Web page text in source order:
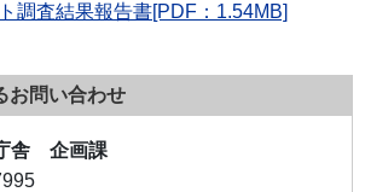
調査結果報告書[PDF：1.54MB]
お問い合わせ
舎 企画課